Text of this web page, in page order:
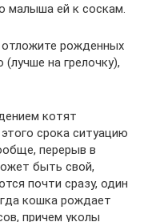
малыша ей к соскам.
отложите рожденных
на грелочку),
котят
срока ситуацию
перерыв в
быть свой,
почти сразу, один
кошка рождает
причем уколы